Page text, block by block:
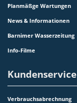
Planmäßge Wartungen
News & Informationen
Barnimer Wasserzeitung
Info-Filme
Kundenservice
Verbrauchsabrechnung